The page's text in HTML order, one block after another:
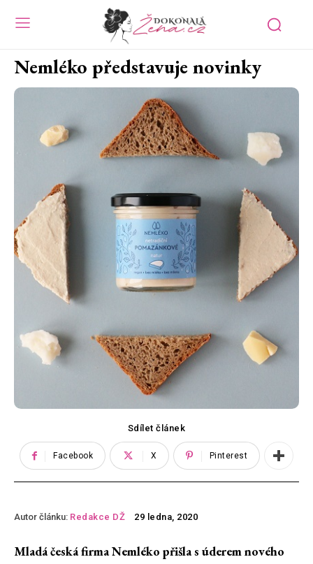
Nemléko představuje novinky
Sdílet článek
Facebook X Pinterest
Autor článku: Redakce DŽ 29 ledna, 2020
Mladá česká firma Nemléko přišla s úderem nového